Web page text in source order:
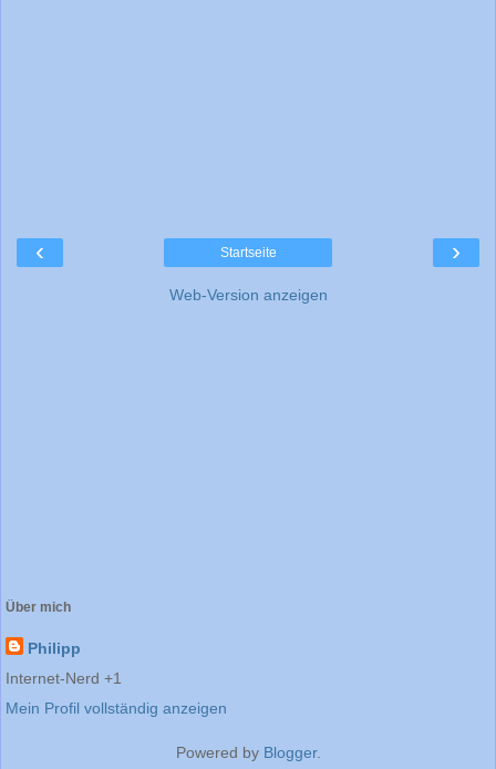
‹ ›
Startseite
Web-Version anzeigen
Über mich
Philipp
Internet-Nerd +1
Mein Profil vollständig anzeigen
Powered by Blogger.